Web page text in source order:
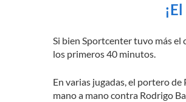
Si bien Sportcenter tuvo más
los primeros 40 minutos.
En varias jugadas, el portero
mano a mano contra Rodrigo